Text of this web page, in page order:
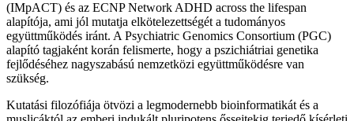
(IMpACT) és az ECNP Network ADHD across the lifespan
alapítója, ami jól mutatja elkötelezettségét a tudományos
együttműködés iránt. A Psychiatric Genomics Consortium (PGC)
alapító tagjaként korán felismerte, hogy a pszichiátriai genetika
fejlődéséhez nagyszabású nemzetközi együttműködésre van
szükség.
Kutatási filozófiája ötvözi a legmodernebb bioinformatikát és a